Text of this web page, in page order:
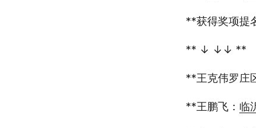
**获得奖项提
** ↓ ↓↓ **
**王克伟罗庄
**王鹏飞： 临